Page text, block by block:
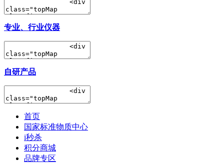
专业、行业仪器
自研产品
首页
国家标准物质中心
i秒杀
积分商城
品牌专区